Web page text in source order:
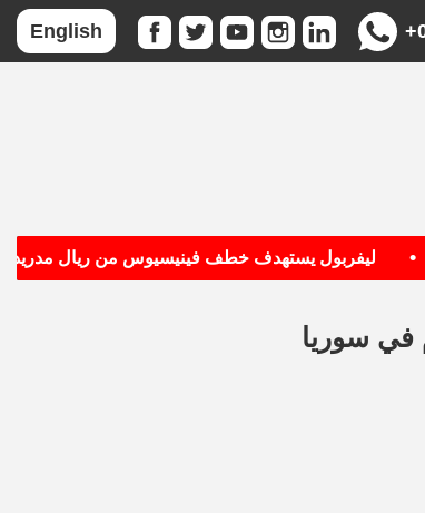
English
ليفربول يستهدف خطف فينيسيوس من ريال مدريد •
في سوريا